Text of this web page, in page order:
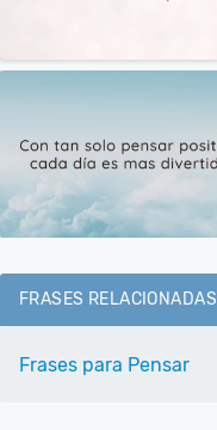
FRASES RELACIONADAS
Frases para Pensar